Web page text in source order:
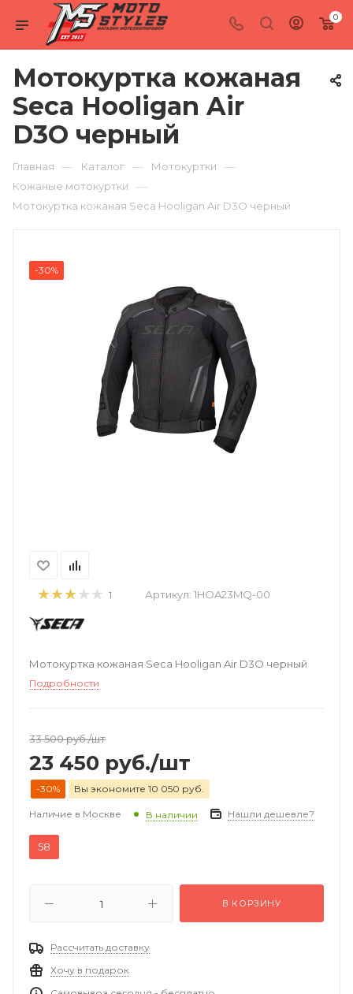
0
Мотокуртка кожаная
Seca Hooligan Air
D3O черный
Главная — Каталог — Мотокуртки —
Кожаные мотокуртки —
Мотокуртка кожаная Seca Hooligan Air D3O черный
-30%
1 Артикул:1HOA23MQ-00
Мотокуртка кожаная Seca Hooligan Air D3O черный
Подробности
33 500руб./шт
23 450 руб./шт
-30% Вы экономите 10 050 руб.
Наличие в Москве В наличии Нашли дешевле?
58
В КОРЗИНУ
Рассчитать доставку
Хочу в подарок